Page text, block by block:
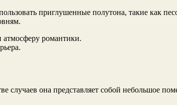
приглушенные полутона, такие как
атмосферу романтики.
она представляет собой небольшое